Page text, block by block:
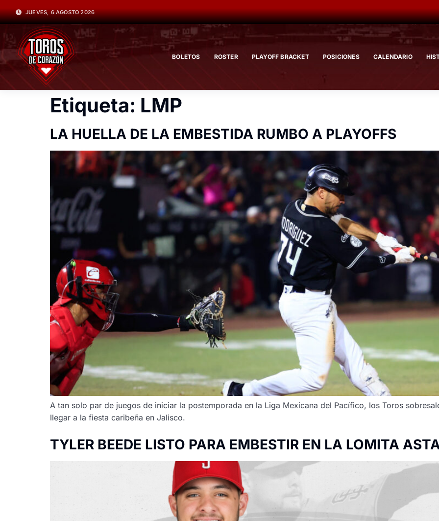
JUEVES, 6 AGOSTO 2026
BOLETOS ROSTER PLAYOFF BRACKET POSICIONES CALENDARIO
Etiqueta: LMP
LA HUELLA DE LA EMBESTIDA RUMBO A PLAYOFFS
A tan solo par de juegos de iniciar la postemporada en la Liga Mexicana del Pacífico, los Toros
llegar a la fiesta caribeña en Jalisco.
TYLER BEEDE LISTO PARA EMBESTIR EN LA LOMITA